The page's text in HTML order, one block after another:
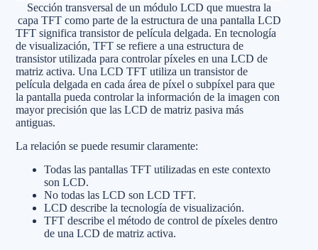
Sección transversal de un módulo LCD que muestra la
capa TFT como parte de la estructura de una pantalla LCD
TFT significa transistor de película delgada. En tecnología
de visualización, TFT se refiere a una estructura de
transistor utilizada para controlar píxeles en una LCD de
matriz activa. Una LCD TFT utiliza un transistor de
película delgada en cada área de píxel o subpíxel para que
la pantalla pueda controlar la información de la imagen con
mayor precisión que las LCD de matriz pasiva más
antiguas.
La relación se puede resumir claramente:
Todas las pantallas TFT utilizadas en este contexto
son LCD.
No todas las LCD son LCD TFT.
LCD describe la tecnología de visualización.
TFT describe el método de control de píxeles dentro
de una LCD de matriz activa.